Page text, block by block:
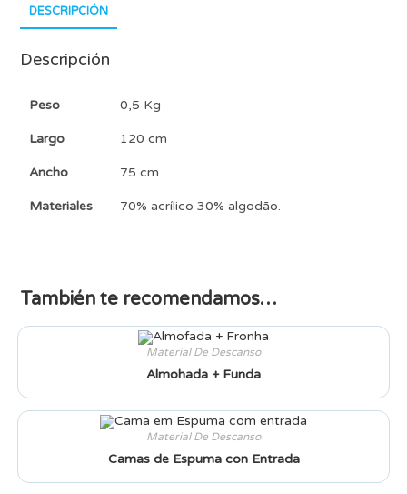
DESCRIPCIÓN
Descripción
Peso 0,5 Kg
Largo 120 cm
Ancho 75 cm
Materiales 70% acrílico 30% algodão.
También te recomendamos…
Material De Descanso
Almohada + Funda
Material De Descanso
Camas de Espuma con Entrada